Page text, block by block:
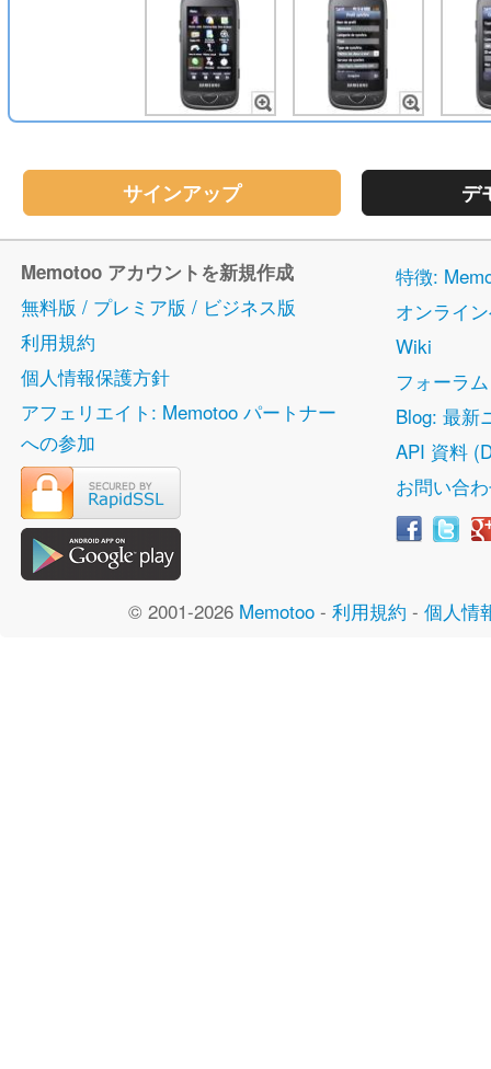
サインアップ デ
Memotoo アカウントを新規作成
無料版 / プレミア版 / ビジネス版
利用規約
個人情報保護方針
アフェリエイト: Memotoo パートナー
への参加
特徴:
オンライ
Wiki
フォーラム
Blog: 最新
API 資料
お問い合
© 2001-2026 Memotoo - 利用規約 - 個人情